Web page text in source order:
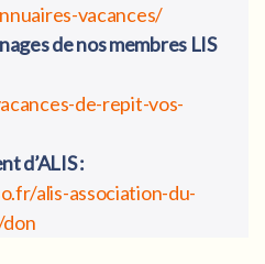
vacances/
de nos membres LIS
de-repit-vos-
d’ALIS :
alis-association-du-